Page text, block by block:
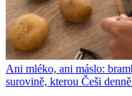
Ani mléko, ani máslo:
surovině, kterou Češi